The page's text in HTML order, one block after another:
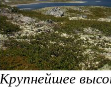
Крупнейшее